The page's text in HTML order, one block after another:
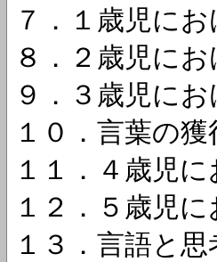
７．１歳児に
８．２歳児に
９．３歳児に
１０．言葉の
１１．４歳児
１２．５歳児
１３．言語と思